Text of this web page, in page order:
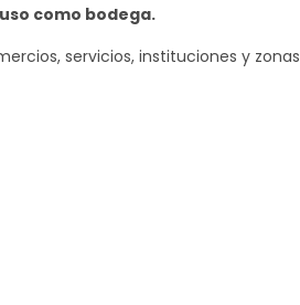
como bodega.
servicios, instituciones y zonas